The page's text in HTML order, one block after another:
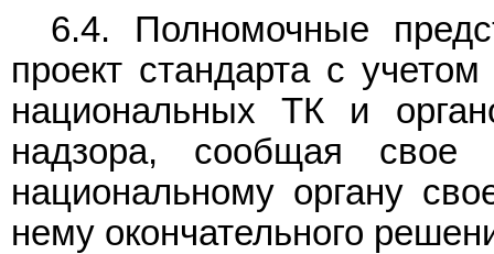
6.4. Полномочные
проект стандарта с
национальных ТК и
надзора, сообщая свое
национальному органу
нему окончательного